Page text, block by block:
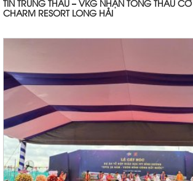
TIN TRÚNG THẦU – VKG NHẬN TỔNG THẦU
CHARM RESORT LONG HẢI